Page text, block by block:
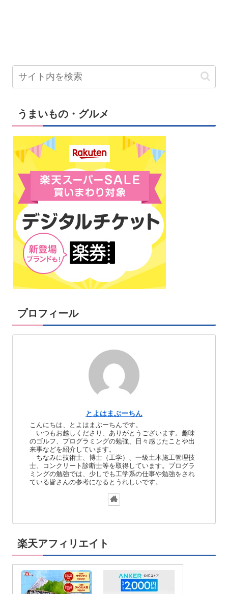
うまいもの・グルメ
プロフィール
とよはまぶーちん
こんにちは、とよはまぶーちんです。
いつもお越しくださり、ありがとうございます。趣味
のゴルフ、プログラミングの勉強、日々感じたことや出
来事などを紹介しています。
ちなみに技術士、博士（工学）、一級土木施工管理技
士、コンクリート診断士等を取得しています。プログラ
ミングの勉強では、少しでも工学系の仕事や勉強をされ
ている皆さんの参考になるとうれしいです。
楽天アフィリエイト